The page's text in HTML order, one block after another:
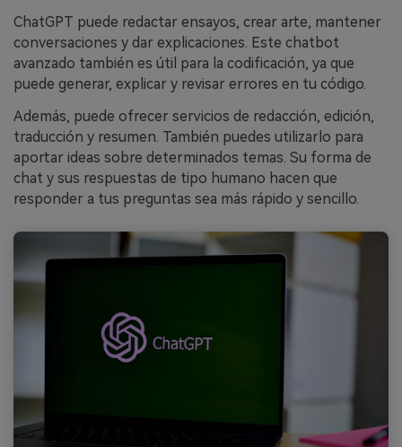
ChatGPT puede redactar ensayos, crear arte, mantener
conversaciones y dar explicaciones. Este chatbot
avanzado también es útil para la codificación, ya que
puede generar, explicar y revisar errores en tu código.
Además, puede ofrecer servicios de redacción, edición,
traducción y resumen. También puedes utilizarlo para
aportar ideas sobre determinados temas. Su forma de
chat y sus respuestas de tipo humano hacen que
responder a tus preguntas sea más rápido y sencillo.